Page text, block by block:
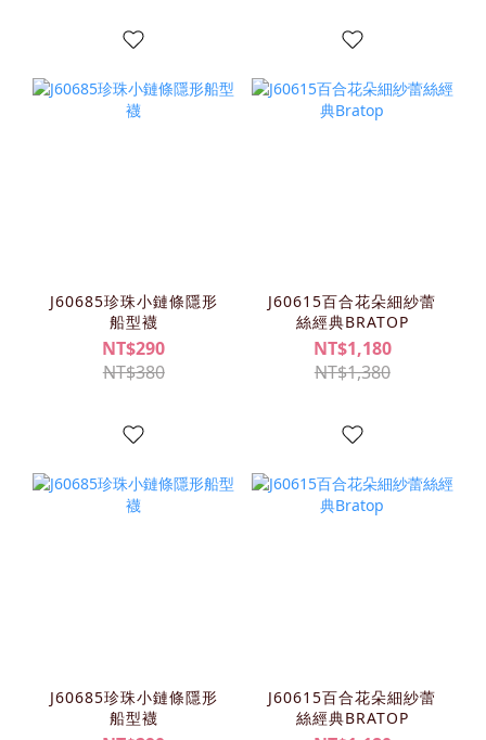
J60685珍珠小鏈條隱形
船型襪
NT$290
NT$380
J60615百合花朵細紗蕾
絲經典BRATOP
NT$1,180
NT$1,380
J60685珍珠小鏈條隱形
船型襪
J60615百合花朵細紗蕾
絲經典BRATOP